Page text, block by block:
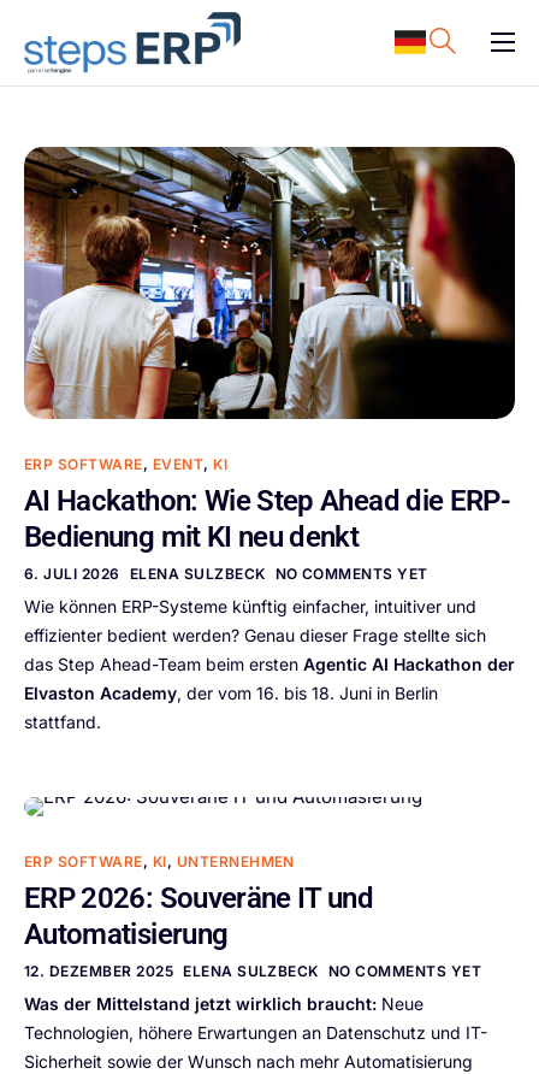
ERP Software
Ressourcen
Karriere
Unternehmen
ERP SOFTWARE, EVENT,KI
AI Hackathon: Wie Step Ahead die ERP-
Bedienung mit KI neu denkt
6. JULI 2026 ELENA SULZBECK NO COMMENTS YET
Wie können ERP-Systeme künftig einfacher, intuitiver und
effizienter bedient werden? Genau dieser Frage stellte sich
das Step Ahead-Team beim ersten Agentic AI Hackathon der
Elvaston Academy, der vom 16. bis 18. Juni in Berlin
stattfand.
ERP SOFTWARE, KI, UNTERNEHMEN
ERP 2026: Souveräne IT und
Automatisierung
12. DEZEMBER 2025 ELENA SULZBECK NO COMMENTS YET
Was der Mittelstand jetzt wirklich braucht: Neue
Technologien, höhere Erwartungen an Datenschutz und IT-
Sicherheit sowie der Wunsch nach mehr Automatisierung